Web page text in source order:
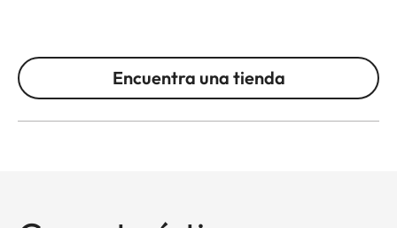
Encuentra una tienda